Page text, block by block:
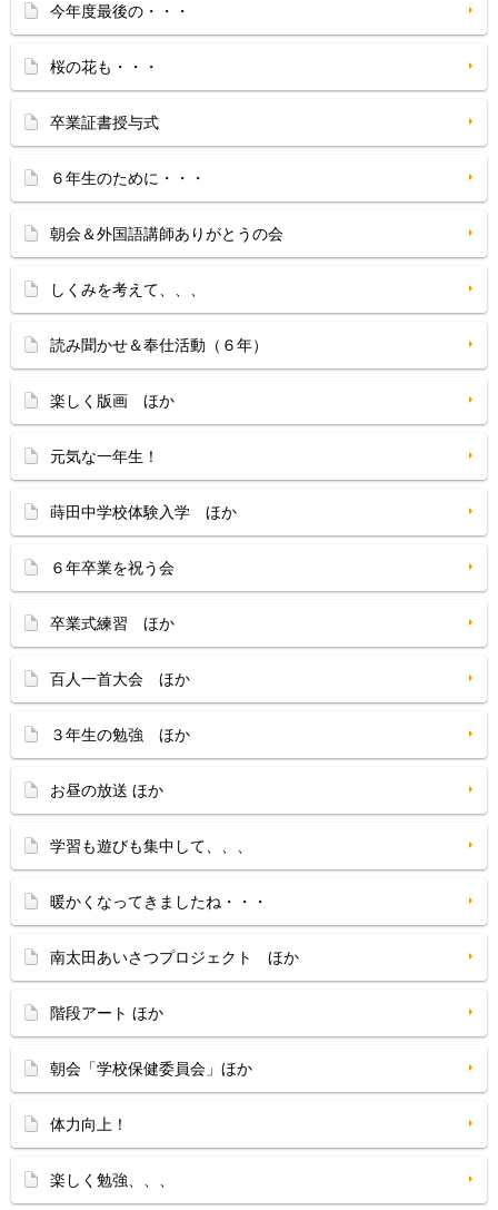
今年度最後の・・・
桜の花も・・・
卒業証書授与式
６年生のために・・・
朝会＆外国語講師ありがとうの会
しくみを考えて、、、
読み聞かせ＆奉仕活動（６年）
楽しく版画 ほか
元気な一年生！
蒔田中学校体験入学 ほか
６年卒業を祝う会
卒業式練習 ほか
百人一首大会 ほか
３年生の勉強 ほか
お昼の放送 ほか
学習も遊びも集中して、、、
暖かくなってきましたね・・・
南太田あいさつプロジェクト ほか
階段アート ほか
朝会「学校保健委員会」ほか
体力向上！
楽しく勉強、、、